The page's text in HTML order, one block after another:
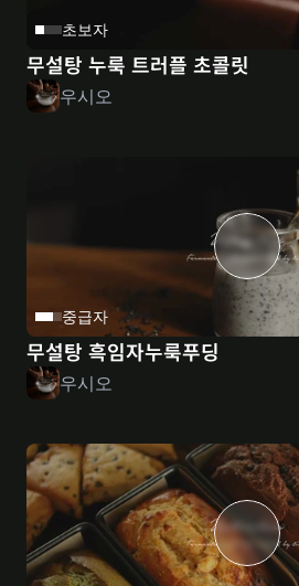
초보자
무설탕 누룩 트러플 초콜릿
우시오
중급자
무설탕 흑임자누룩푸딩
우시오